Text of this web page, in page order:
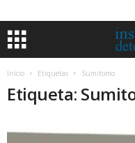
Inicio Etiquetas Sumitomo
Etiqueta: